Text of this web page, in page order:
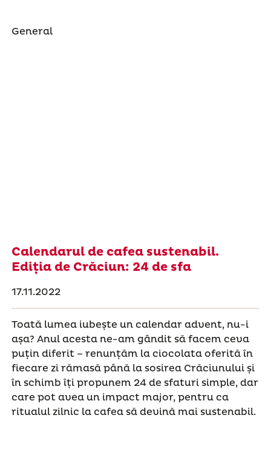
General
Calendarul de cafea sustenabil.
Ediția de Crăciun: 24 de sfa
17.11.2022
Toată lumea iubește un calendar advent, nu-i
așa? Anul acesta ne-am gândit să facem ceva
puțin diferit – renunțăm la ciocolata oferită în
fiecare zi rămasă până la sosirea Crăciunului și
în schimb îți propunem 24 de sfaturi simple, dar
care pot avea un impact major, pentru ca
ritualul zilnic la cafea să devină mai sustenabil.